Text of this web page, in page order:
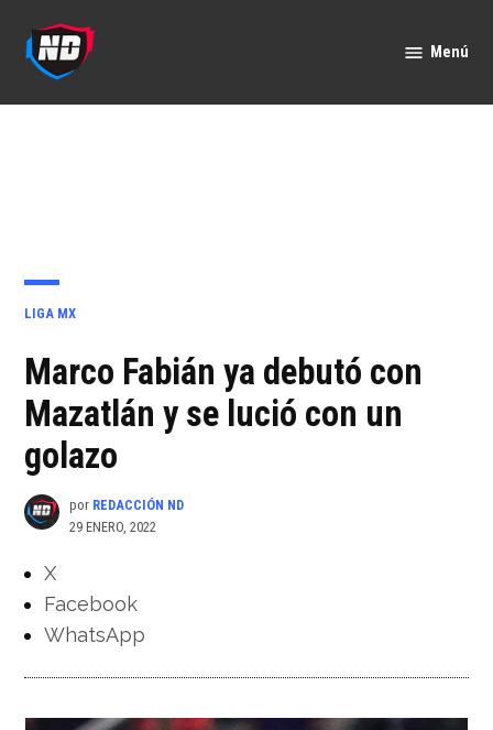
contenido
Menú
PUBLICADO
LIGA MX
Marco Fabián ya debutó con
Mazatlán y se lució con un
golazo
por REDACCIÓN ND
29 ENERO, 2022
X
Facebook
WhatsApp